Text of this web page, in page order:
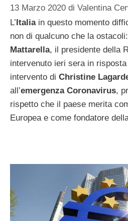
13 Marzo 2020 di Valentina
L’Italiain questo momento
non di qualcuno che la
Mattarella, il presidente della
intervenuto ieri sera in
intervento di Christine
all’emergenza Coronavirus,
rispetto che il paese merita
Europea e come fondatore